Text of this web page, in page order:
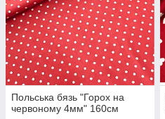
Польська бязь "Горох на
червоному 4мм" 160см